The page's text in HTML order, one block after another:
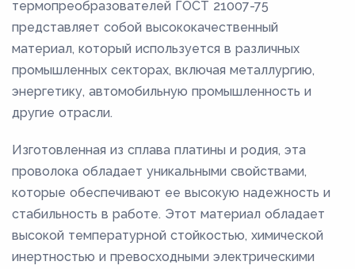
термопреобразователей ГОСТ 21007-75
представляет собой высококачественный
материал, который используется в различных
промышленных секторах, включая металлургию,
энергетику, автомобильную промышленность и
другие отрасли.
Изготовленная из сплава платины и родия, эта
проволока обладает уникальными свойствами,
которые обеспечивают ее высокую надежность и
стабильность в работе. Этот материал обладает
высокой температурной стойкостью, химической
инертностью и превосходными электрическими